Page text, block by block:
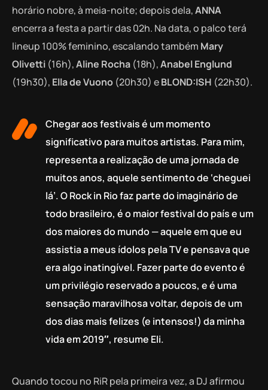
horário nobre, à meia-noite; depois dela,ANNA
encerra a festa a partir das 02h. Na data, o palco terá
lineup 100% feminino, escalando também Mary
Olivetti (16h),Aline Rocha (18h),Anabel Englund
(19h30), Ella de Vuono (20h30) eBLOND:ISH (22h30).
Chegar aos festivais é um momento
significativo para muitos artistas. Para mim,
representa a realização de uma jornada de
muitos anos, aquele sentimento de ‘cheguei
lá’. O Rock in Rio faz parte do imaginário de
todo brasileiro, é o maior festival do país e um
dos maiores do mundo — aquele em que eu
assistia a meus ídolos pela TV e pensava que
era algo inatingível. Fazer parte do evento é
um privilégio reservado a poucos, e é uma
sensação maravilhosa voltar, depois de um
dos dias mais felizes (e intensos!) da minha
vida em 2019″, resume Eli.
Quando tocou no RiR pela primeira vez, a DJ afirmou